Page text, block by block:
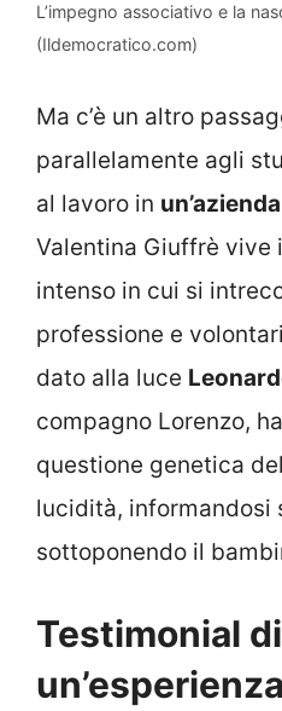
L’impegno associativo e la
(Ildemocratico.com)
Ma c’è un altro
parallelamente agli
al lavoro in
Valentina Giuffrè
intenso in cui si
professione e
dato alla luce
compagno Lorenzo,
questione genetica
lucidità, informandosi
sottoponendo il
Testimonial di